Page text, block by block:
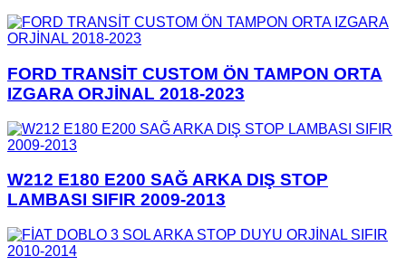
FORD TRANSİT CUSTOM ÖN TAMPON ORTA
IZGARA ORJİNAL 2018-2023
W212 E180 E200 SAĞ ARKA DIŞ STOP
LAMBASI SIFIR 2009-2013